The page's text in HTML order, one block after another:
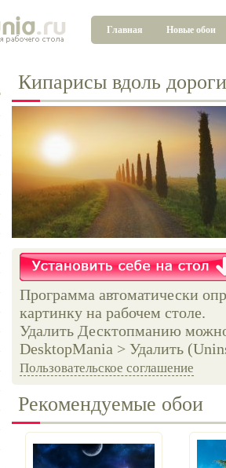
Главная Новые обои
Кипарисы вдоль дороги
Программа автоматически
картинку на рабочем столе.
Удалить Десктопманию
DesktopMania > Удалить
Пользовательское соглашение
Рекомендуемые обои